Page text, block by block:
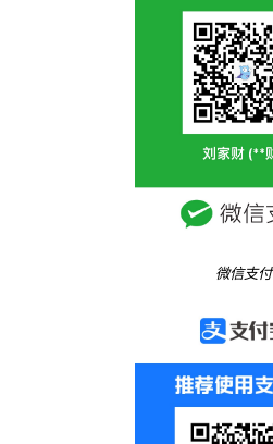
微信支付